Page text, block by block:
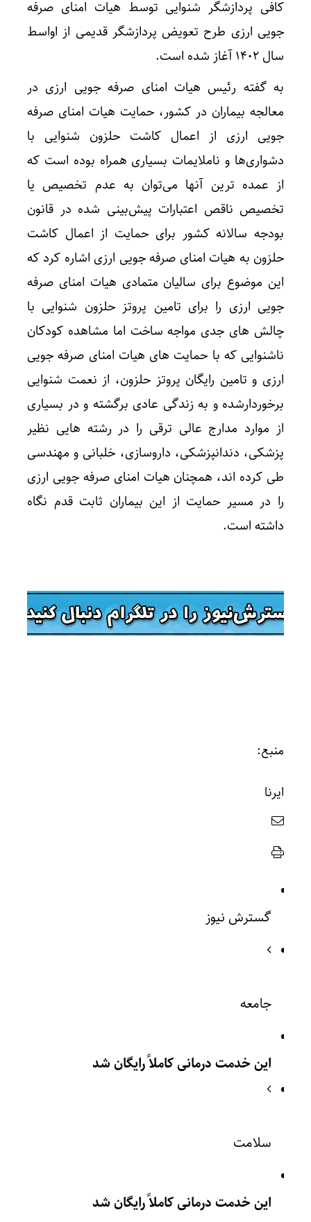
کافی پردازشگر شنوایی توسط هیات امنای صرفه
جویی ارزی طرح تعویض پردازشگر قدیمی از اواسط
سال ۱۴۰۲ آغاز شده است.
به گفته رئیس هیات امنای صرفه جویی ارزی در
معالجه بیماران در کشور، حمایت هیات امنای صرفه
جویی ارزی از اعمال کاشت حلزون شنوایی با
دشواری‌ها و ناملایمات بسیاری همراه بوده است که
از عمده ترین آنها می‌توان به عدم تخصیص یا
تخصیص ناقص اعتبارات پیش‌بینی شده در قانون
بودجه سالانه کشور برای حمایت از اعمال کاشت
حلزون به هیات امنای صرفه جویی ارزی اشاره کرد که
این موضوع برای سالیان متمادی هیات امنای صرفه
جویی ارزی را برای تامین پروتز حلزون شنوایی با
چالش های جدی مواجه ساخت اما مشاهده کودکان
ناشنوایی که با حمایت های هیات امنای صرفه جویی
ارزی و تامین رایگان پروتز حلزون، از نعمت شنوایی
برخوردارشده و به زندگی عادی برگشته و در بسیاری
از موارد مدارج عالی ترقی را در رشته هایی نظیر
پزشکی، دندانپزشکی، داروسازی، خلبانی و مهندسی
طی کرده اند، همچنان هیات امنای صرفه جویی ارزی
را در مسیر حمایت از این بیماران ثابت قدم نگاه
داشته است.
منبع:
ایرنا
گسترش نیوز
جامعه
این خدمت درمانی کاملاً رایگان شد
سلامت
این خدمت درمانی کاملاً رایگان شد